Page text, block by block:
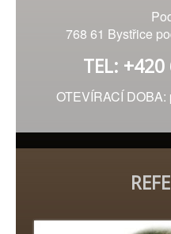
768 61 Bystřice
TEL:
OTEVÍRACÍ